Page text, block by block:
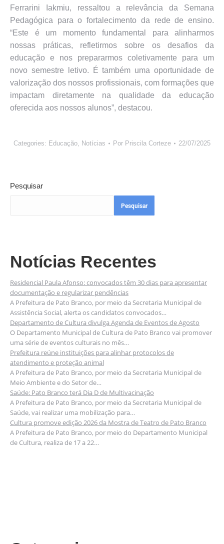
Ferrarini Iakmiu, ressaltou a relevância da Semana
Pedagógica para o fortalecimento da rede de ensino.
“Este é um momento fundamental para alinharmos
nossas práticas, refletirmos sobre os desafios da
educação e nos prepararmos coletivamente para um
novo semestre letivo. É também uma oportunidade de
valorização dos nossos profissionais, com formações que
impactam diretamente na qualidade da educação
oferecida aos nossos alunos”, destacou.
Categories: Educação, Notícias Por Priscila Corteze 22/07/2025
Pesquisar
Pesquisar
Notícias Recentes
Residencial Paula Afonso: convocados têm 30 dias para apresentar
documentação e regularizar pendências
A Prefeitura de Pato Branco, por meio da Secretaria Municipal de
Assistência Social, alerta os candidatos convocados…
Departamento de Cultura divulga Agenda de Eventos de Agosto
O Departamento Municipal de Cultura de Pato Branco vai promover
uma série de eventos culturais no mês…
Prefeitura reúne instituições para alinhar protocolos de
atendimento e proteção animal
A Prefeitura de Pato Branco, por meio da Secretaria Municipal de
Meio Ambiente e do Setor de…
Saúde: Pato Branco terá Dia D de Multivacinação
A Prefeitura de Pato Branco, por meio da Secretaria Municipal de
Saúde, vai realizar uma mobilização para…
Cultura promove edição 2026 da Mostra de Teatro de Pato Branco
A Prefeitura de Pato Branco, por meio do Departamento Municipal
de Cultura, realiza de 17 a 22…